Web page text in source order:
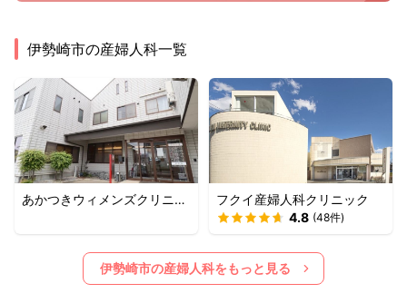
伊勢崎市の産婦人科一覧
あかつきウィメンズクリニッ
フクイ産婦人科クリニック
4.8 (48件)
伊勢崎市の産婦人科をもっと見る